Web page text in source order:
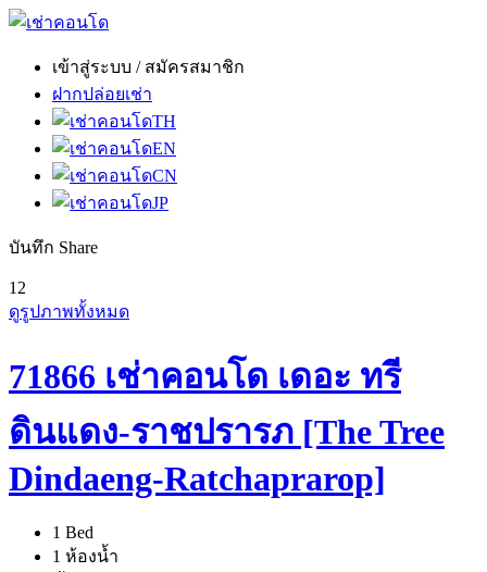
เข้าสู่ระบบ / สมัครสมาชิก
ฝากปล่อยเช่า
TH
EN
CN
JP
บันทึก Share
12
ดูรูปภาพทั้งหมด
71866 เช่าคอนโด เดอะ ทรี
ดินแดง-ราชปรารภ [The Tree
Dindaeng-Ratchaprarop]
1 Bed
1 ห้องน้ำ